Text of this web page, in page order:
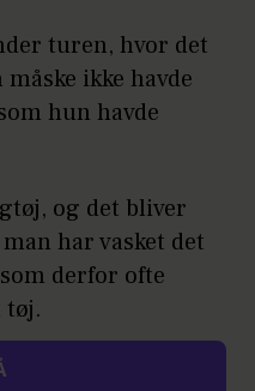
turen, hvor det
ikke havde
hun havde
og det bliver
har vasket det
derfor ofte
tøj.